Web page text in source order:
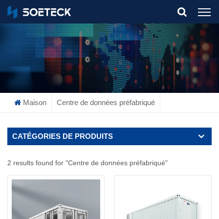
What Are You Looking For?
Maison Centre de données préfabriqué
CATÉGORIES DE PRODUITS
2 results found for "Centre de données préfabriqué"